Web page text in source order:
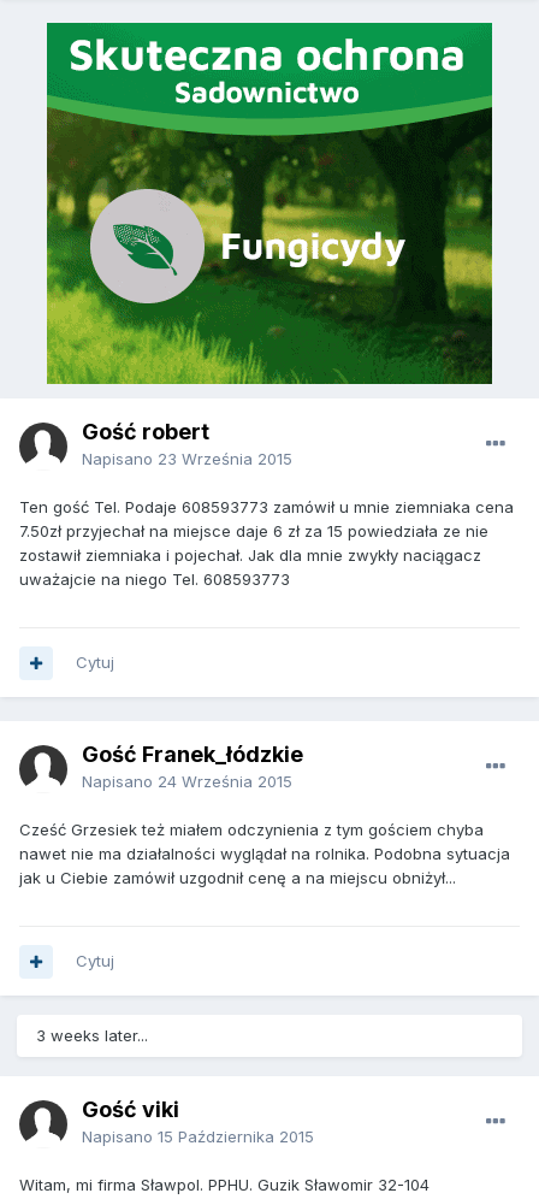
Gość robert
Napisano 23 Września 2015
Ten gość Tel. Podaje 608593773 zamówił u mnie ziemniaka cena
7.50zł przyjechał na miejsce daje 6 zł za 15 powiedziała ze nie
zostawił ziemniaka i pojechał. Jak dla mnie zwykły naciągacz
uważajcie na niego Tel. 608593773
Cytuj
Gość Franek_łódzkie
Napisano 24 Września 2015
Cześć Grzesiek też miałem odczynienia z tym gościem chyba
nawet nie ma działalności wyglądał na rolnika. Podobna sytuacja
jak u Ciebie zamówił uzgodnił cenę a na miejscu obniżył...
Cytuj
3 weeks later...
Gość viki
Napisano 15 Października 2015
Witam, mi firma Sławpol. PPHU. Guzik Sławomir 32-104